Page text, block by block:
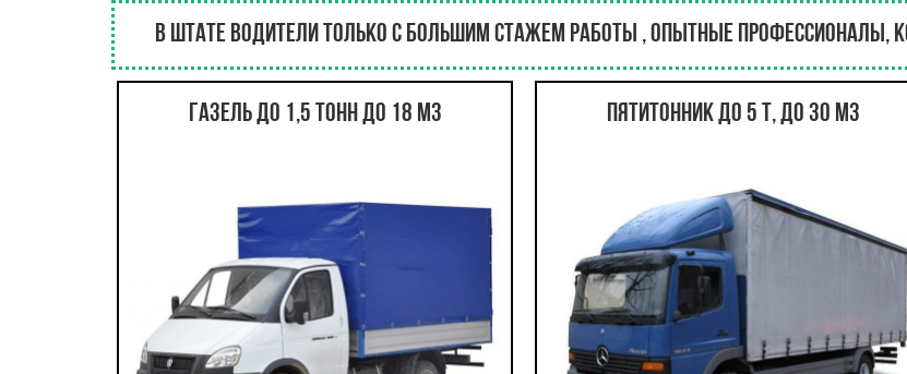
В штате водители только с большим стажем работы , опытные профессионалы,
Газель до 1,5 тонн до 18 м3 Пятитонник до 5 т, до 30 м3